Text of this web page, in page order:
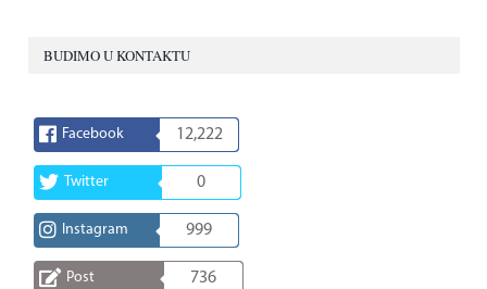
BUDIMO U KONTAKTU
Facebook 12,222
Twitter 0
Instagram 999
Post 736